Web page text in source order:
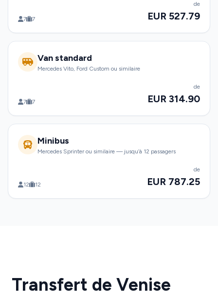
7 7
de
EUR 527.79
Van standard
Mercedes Vito, Ford Custom ou similaire
7 7
de
EUR 314.90
Minibus
Mercedes Sprinter ou similaire — jusqu’à 12 passagers
12 12
de
EUR 787.25
Transfert de Venise